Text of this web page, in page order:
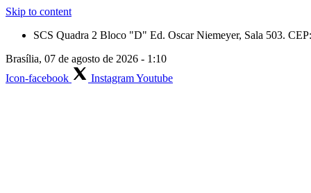
Skip to content
SCS Quadra 2 Bloco "D" Ed. Oscar Niemeyer, Sala 503.
Brasília, 07 de agosto de 2026 - 1:10
Icon-facebook
InstagramYoutube